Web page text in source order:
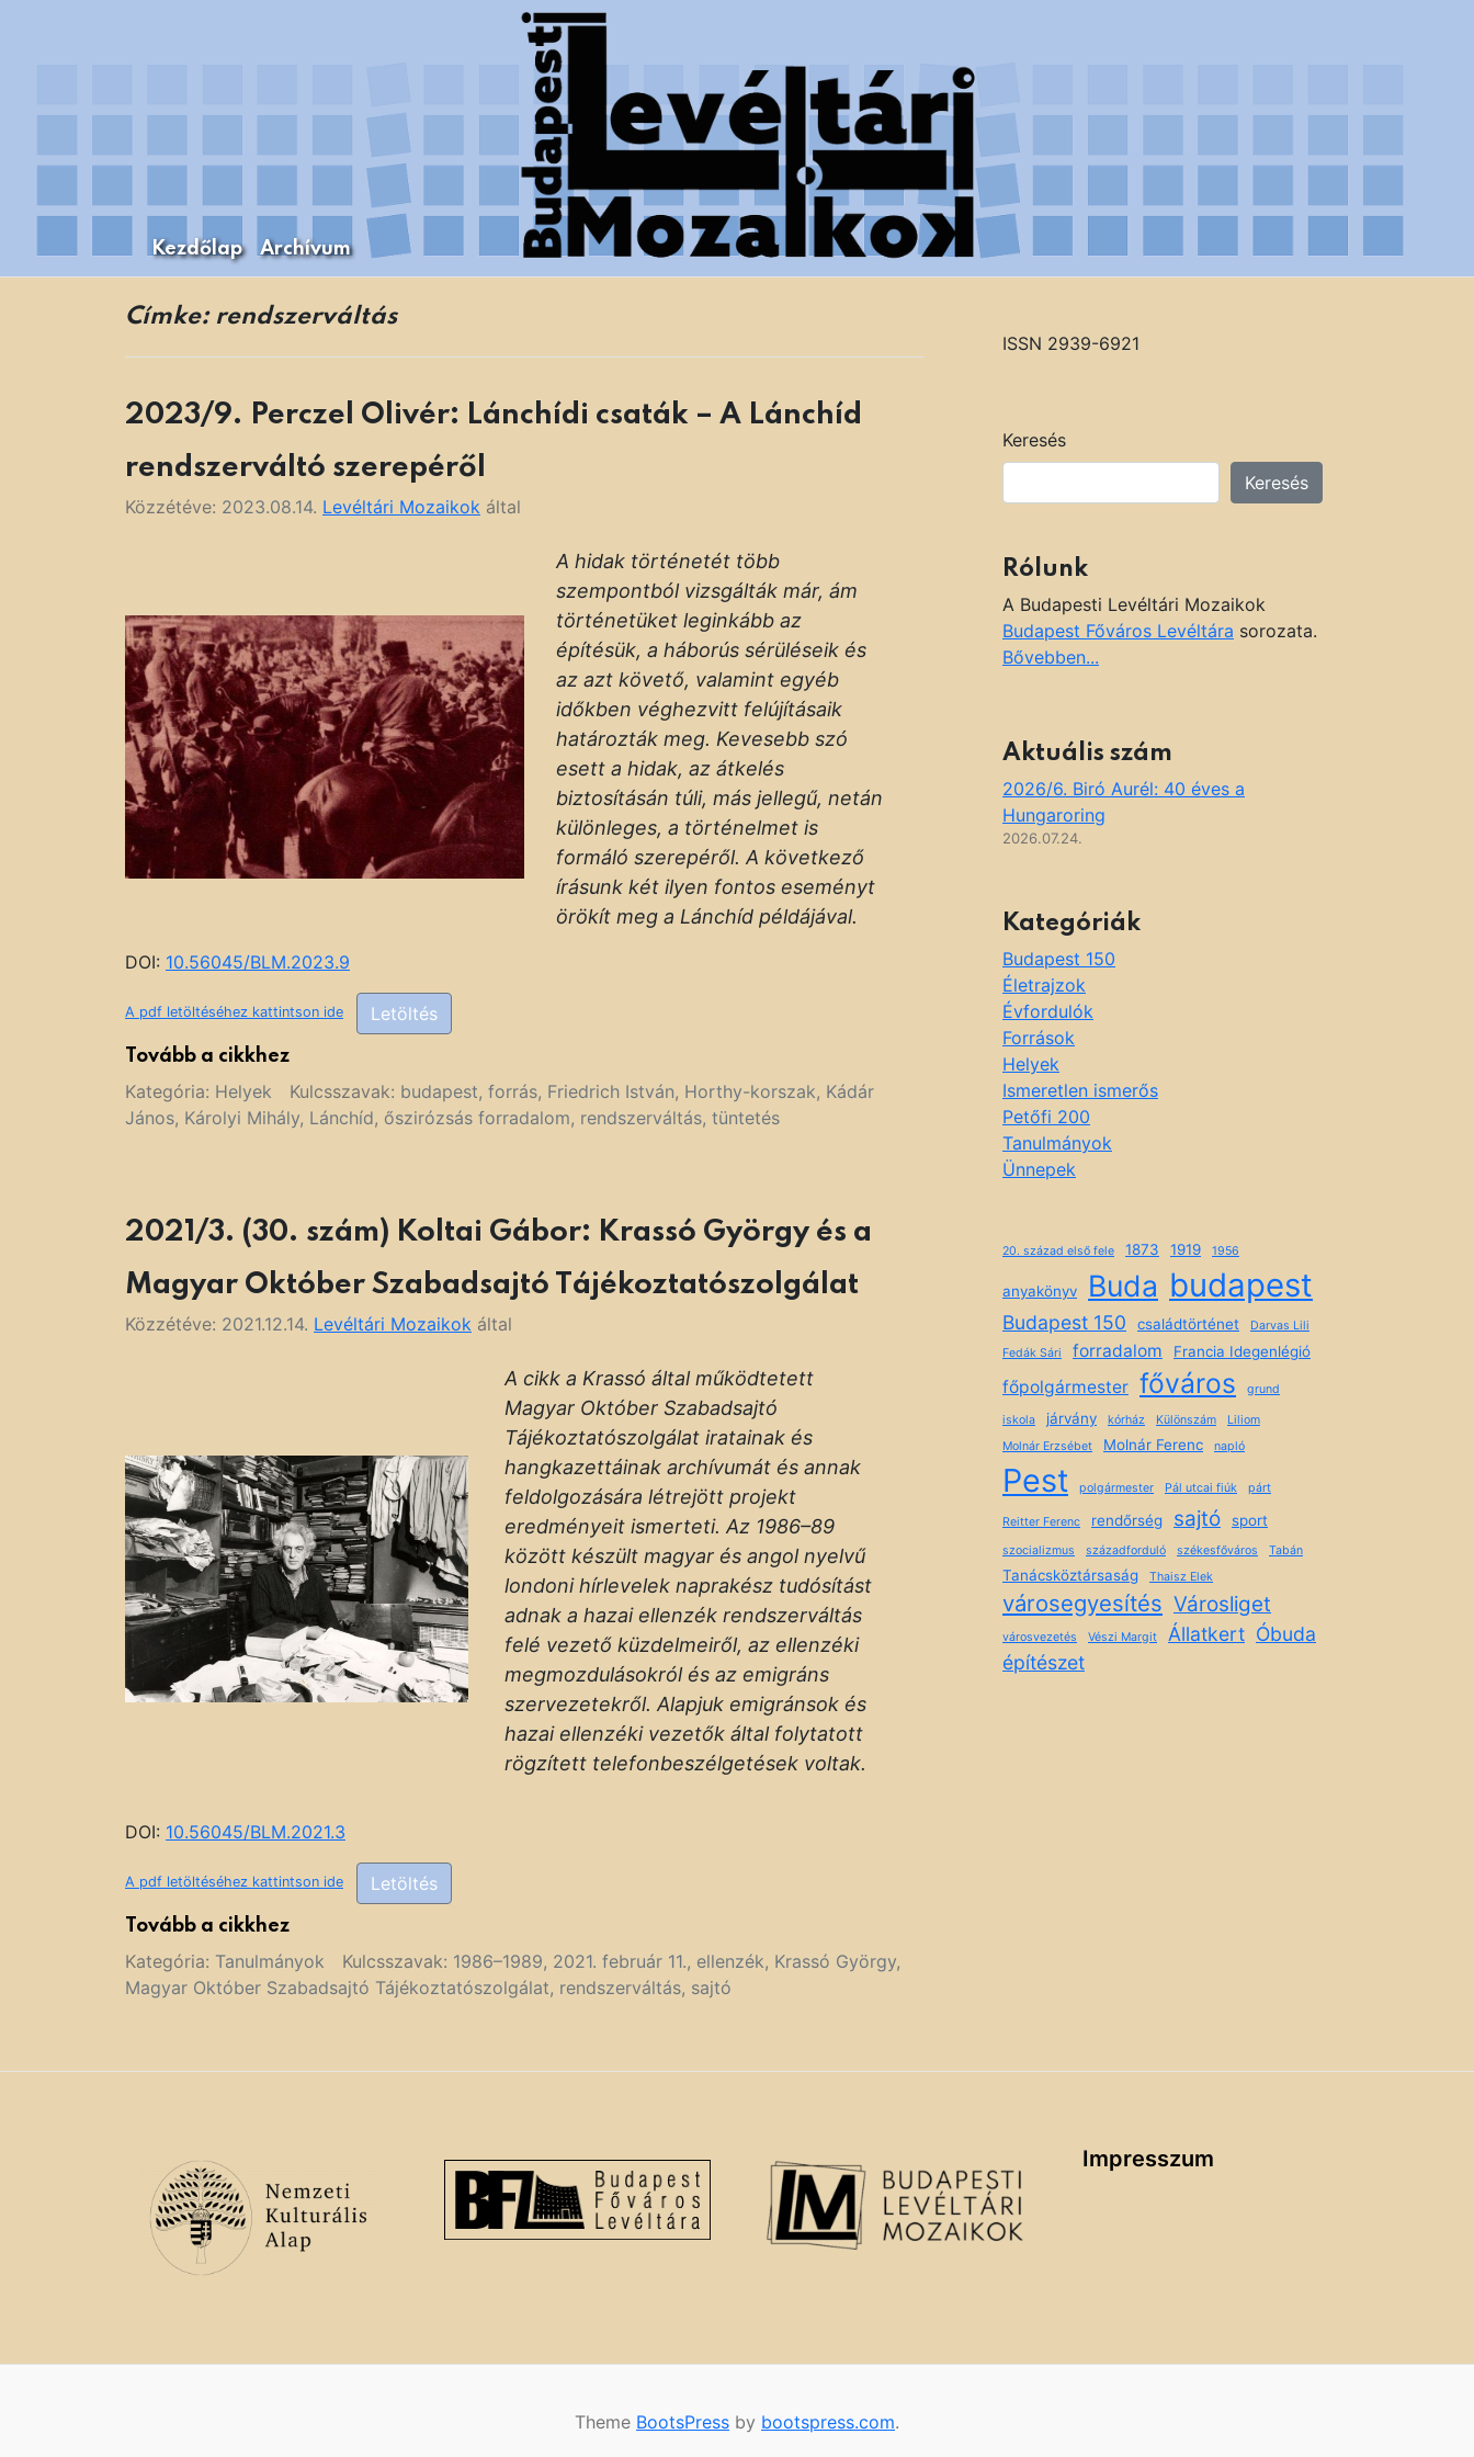
Levéltári Mozaikok
A Budapesti Levéltári Mozaikok Budapest Főváros Levéltára munkatársainak tanulmányai
Kezdőlap Archívum
Címke: rendszerváltás
2023/9. Perczel Olivér: Lánchídi csaták – A Lánchíd
rendszerváltó szerepéről
Közzétéve: 2023.08.14. Levéltári Mozaikok által
A hidak történetét több
szempontból vizsgálták már, ám
történetüket leginkább az
építésük, a háborús sérüléseik és
az azt követő, valamint egyéb
időkben véghezvitt felújításaik
határozták meg. Kevesebb szó
esett a hidak, az átkelés
biztosításán túli, más jellegű, netán
különleges, a történelmet is
formáló szerepéről. A következő
írásunk két ilyen fontos eseményt
örökít meg a Lánchíd példájával.
DOI: 10.56045/BLM.2023.9
A pdf letöltéséhez kattintson ide Letöltés
Tovább a cikkhez
Kategória: Helyek Kulcsszavak: budapest, forrás, Friedrich István, Horthy-korszak, Kádár
János, Károlyi Mihály, Lánchíd, őszirózsás forradalom, rendszerváltás, tüntetés
2021/3. (30. szám) Koltai Gábor: Krassó György és a
Magyar Október Szabadsajtó Tájékoztatószolgálat
Közzétéve: 2021.12.14. Levéltári Mozaikok által
A cikk a Krassó által működtetett
Magyar Október Szabadsajtó
Tájékoztatószolgálat iratainak és
hangkazettáinak archívumát és annak
feldolgozására létrejött projekt
eredményeit ismerteti. Az 1986–89
között készült magyar és angol nyelvű
londoni hírlevelek naprakész tudósítást
adnak a hazai ellenzék rendszerváltás
felé vezető küzdelmeiről, az ellenzéki
megmozdulásokról és az emigráns
szervezetekről. Alapjuk emigránsok és
hazai ellenzéki vezetők által folytatott
rögzített telefonbeszélgetések voltak.
DOI: 10.56045/BLM.2021.3
A pdf letöltéséhez kattintson ide Letöltés
Tovább a cikkhez
Kategória: Tanulmányok Kulcsszavak: 1986–1989, 2021. február 11., ellenzék, Krassó György,
Magyar Október Szabadsajtó Tájékoztatószolgálat, rendszerváltás, sajtó
ISSN 2939-6921
Keresés
Keresés
Rólunk
A Budapesti Levéltári Mozaikok
Budapest Főváros Levéltára sorozata.
Bővebben...
Aktuális szám
2026/6. Biró Aurél: 40 éves a
Hungaroring
2026.07.24.
Kategóriák
Budapest 150
Életrajzok
Évfordulók
Források
Helyek
Ismeretlen ismerős
Petőfi 200
Tanulmányok
Ünnepek
20. század első fele 1873 1919 1956
anyakönyv Buda budapest
Budapest 150 családtörténet
Darvas Lili
Fedák Sári
forradalom Francia Idegenlégió
főpolgármester főváros grund
iskola járvány kórház Különszám
Liliom
Molnár Erzsébet
Molnár Ferenc napló
Pest polgármester Pál utcai fiúk párt
Reitter Ferenc rendőrség sajtó sport
szocializmus századforduló székesfőváros Tabán
Tanácsköztársaság Thaisz Elek
városegyesítés Városliget
városvezetés Vészi Margit Állatkert Óbuda
építészet
Impresszum
Theme BootsPress by bootspress.com.